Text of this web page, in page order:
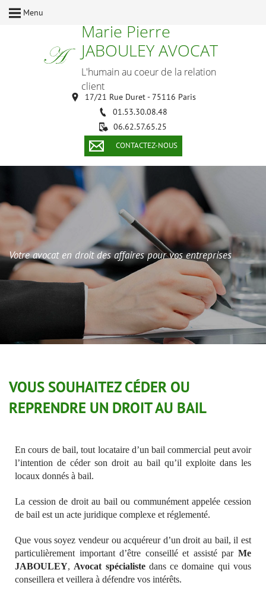
Menu
Marie Pierre
JABOULEY AVOCAT
L'humain au coeur de la relation
client
17/21 Rue Duret - 75116 Paris
01.53.30.08.48
06.62.57.65.25
CONTACTEZ-NOUS
Votre avocat en droit des affaires pour vos entreprises
VOUS SOUHAITEZ CÉDER OU
REPRENDRE UN DROIT AU BAIL
En cours de bail, tout locataire d’un bail commercial peut avoir
l’intention de céder son droit au bail qu’il exploite dans les
locaux donnés à bail.
La cession de droit au bail ou communément appelée cession
de bail est un acte juridique complexe et réglementé.
Que vous soyez vendeur ou acquéreur d’un droit au bail, il est
particulièrement important d’être conseillé et assisté par Me
JABOULEY, Avocat spécialiste dans ce domaine qui vous
conseillera et veillera à défendre vos intérêts.